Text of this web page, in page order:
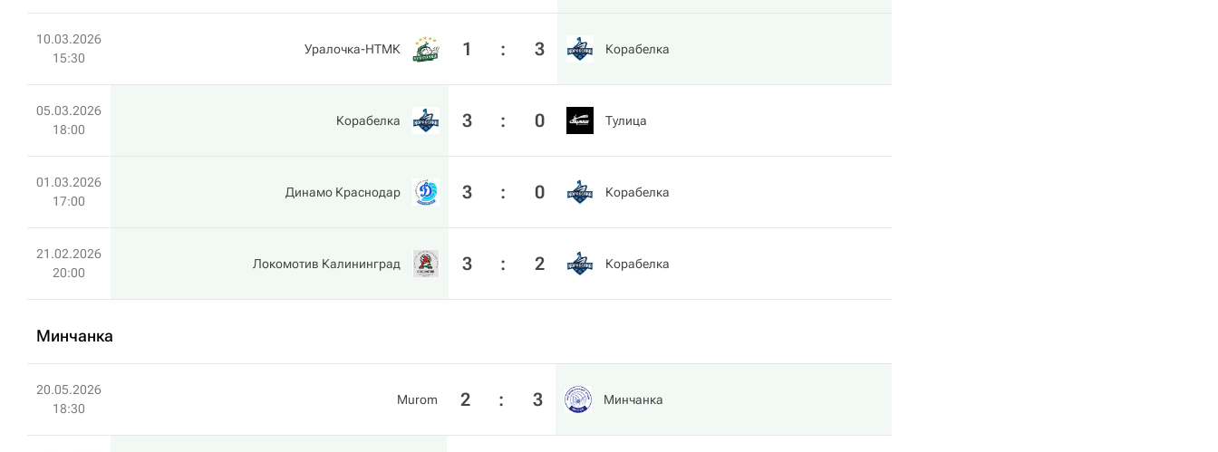
10.03.2026
15:30
Уралочка-НТМК 1 : 3 Корабелка
05.03.2026
18:00
Корабелка 3 : 0 Тулица
01.03.2026
17:00
Динамо Краснодар 3 : 0 Корабелка
21.02.2026
20:00
Локомотив Калининград 3 : 2 Корабелка
Минчанка
20.05.2026
18:30
Murom 2 : 3 Минчанка